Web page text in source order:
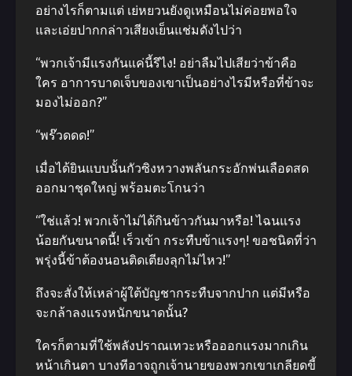
อย่างไรก็ตามแต่ เย่หยวนยังดูเหมือนไม่ค่อยพอใจ
และเอ่ยปากกล่าวเสียงเย็นแช่มดังไปว่า
“พวกเจ้ามีแรงกันแค่นี้รึไง! อย่าลืมไปเสียว่าข้าคือ
ใคร อาการบาดเจ็บของเขาเป็นอย่างไรมีหรือที่ข้าจะ
มองไม่ออก?”
“พร๊วดดด!”
เมื่อได้ยินแบบนั้นกัวซิงหวางพลันกระอักพ่นเลือดสด
ออกมาชุดใหญ่ พร้อมตะโกนว่า
“ใช่แล้ว! พวกเจ้าไม่ได้กินข้าวกันมาหรือ! ไฉนแรง
น้อยกันขนาดนี้! เร็วเข้า กระทืบข้าแรงๆ! ขอชนิดที่ว่า
พรุ่งนี้ข้าต้องนอนติดเตียงลุกไม่ไหว!”
ถึงจะสั่งให้เหล่าผู้ใต้บัญชากระทืบจากปาก แต่มีหรือ
จะกล้าลงแรงหนักขนาดนั้น?
ใครก็ตามที่ใช้พลังปราณเทวะหรือออกแรงมากเกิน
หน้าเกินตา บางทีอาจถูกเจ้านายของพวกเขาเกลียดขี้